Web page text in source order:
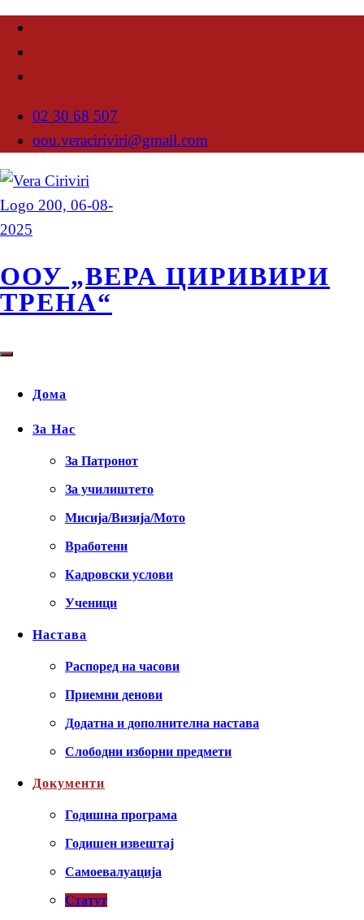
02 30 68 507
oou.veraciriviri@gmail.com
ООУ „ВЕРА ЦИРИВИРИ
ТРЕНА“
Дома
За Нас
За Патронот
За училиштето
Мисија/Визија/Мото
Вработени
Кадровски услови
Ученици
Настава
Распоред на часови
Приемни денови
Додатна и дополнителна настава
Слободни изборни предмети
Документи
Годишна програма
Годишен извештај
Самоевалуација
Статут